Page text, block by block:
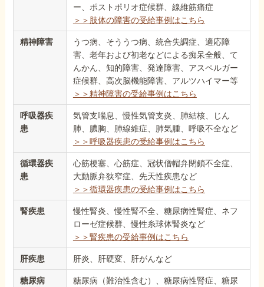
ー、ポストポリオ症候群、線維筋痛症
＞＞肢体の障害の受給事例はこちら
精神障害
うつ病、そううつ病、統合失調症、適応障
害、老年および初老などによる痴呆全般、て
んかん、知的障害、発達障害、アスペルガー
症候群、高次脳機能障害、アルツハイマー等
＞＞精神障害の受給事例はこちら
呼吸器疾
患
気管支喘息、慢性気管支炎、肺結核、じん
肺、膿胸、肺線維症、肺気腫、呼吸不全など
＞＞呼吸器疾患の受給事例はこちら
循環器疾
患
心筋梗塞、心筋症、冠状僧帽弁閉鎖不全症、
大動脈弁狭窄症、先天性疾患など
＞＞循環器疾患の受給事例はこちら
腎疾患
慢性腎炎、慢性腎不全、糖尿病性腎症、ネフ
ローゼ症候群、慢性糸球体腎炎など
＞＞腎疾患の受給事例はこちら
肝疾患 肝炎、肝硬変、肝がんなど
糖尿病
糖尿病（難治性含む）、糖尿病性腎症、糖尿